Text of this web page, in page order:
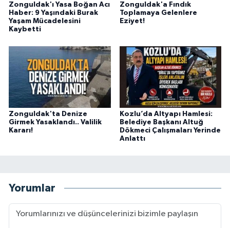
Zonguldak'ı Yasa Boğan Acı
Haber: 9 Yaşındaki Burak
Yaşam Mücadelesini
Kaybetti
Zonguldak'a Fındık
Toplamaya Gelenlere
Eziyet!
Zonguldak'ta Denize
Girmek Yasaklandı.. Valilik
Kararı!
Kozlu’da Altyapı Hamlesi:
Belediye Başkanı Altuğ
Dökmeci Çalışmaları Yerinde
Anlattı
Yorumlar